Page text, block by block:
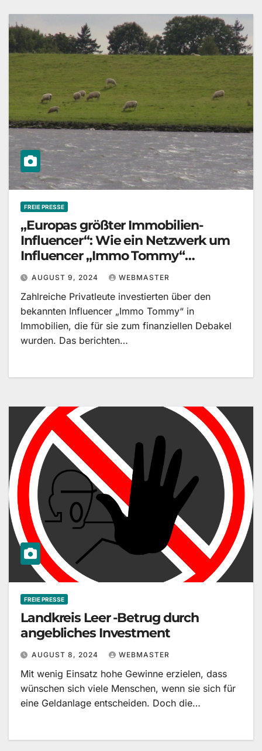
FREIE PRESSE
„Europas größter Immobilien-
Influencer“: Wie ein Netzwerk um
Influencer „Immo Tommy“
Immobilienkäufer in Probleme
stürzt
AUGUST 9, 2024 WEBMASTER
Zahlreiche Privatleute investierten über den
bekannten Influencer „Immo Tommy“ in
Immobilien, die für sie zum finanziellen Debakel
wurden. Das berichten…
FREIE PRESSE
Landkreis Leer -Betrug durch
angebliches Investment
AUGUST 8, 2024 WEBMASTER
Mit wenig Einsatz hohe Gewinne erzielen, dass
wünschen sich viele Menschen, wenn sie sich für
eine Geldanlage entscheiden. Doch die…